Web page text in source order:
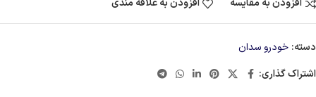
افزودن به مقایسه افزودن به علاقه مندی
دسته: خودرو سدان
اشتراک گذاری: